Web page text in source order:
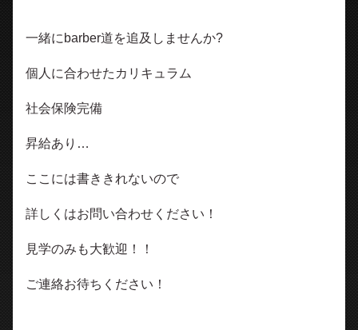
一緒にbarber道を追及しませんか?
個人に合わせたカリキュラム
社会保険完備
昇給あり…
ここには書ききれないので
詳しくはお問い合わせください！
見学のみも大歓迎！！
ご連絡お待ちください！